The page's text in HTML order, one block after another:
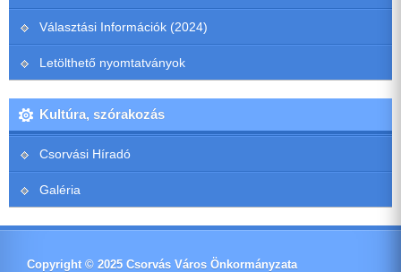
Választási Információk (2024)
Letölthető nyomtatványok
Kultúra, szórakozás
Csorvási Híradó
Galéria
Copyright © 2025 Csorvás Város Önkormányzata